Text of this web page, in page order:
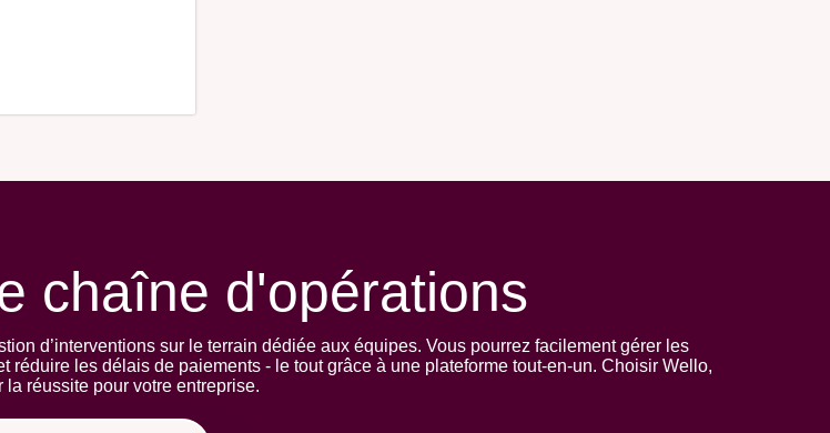
chaîne d'opérations
d’interventions sur le terrain dédiée aux équipes. Vous pourrez facilement gérer les
réduire les délais de paiements - le tout grâce à une plateforme tout-en-un. Choisir Wello,
la réussite pour votre entreprise.